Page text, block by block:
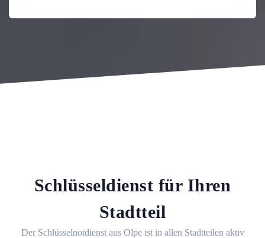
Schlüsseldienst für Ihren
Stadtteil
Der Schlüsselnotdienst aus Olpe ist in allen Stadtteilen aktiv